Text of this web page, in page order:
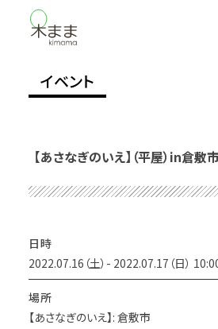
イベント
【あさなぎのいえ】（平屋）in倉
日時
2022.07.16（土）- 2022.07.17（日）
場所
【あさなぎのいえ】: 倉敷市